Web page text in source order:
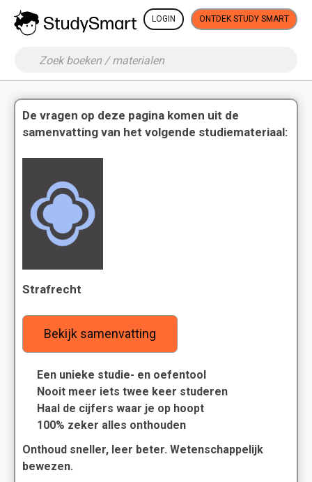
LOGIN ONTDEK STUDY SMART
De vragen op deze pagina komen uit de
samenvatting van het volgende studiemateriaal:
Strafrecht
Bekijk samenvatting
Een unieke studie- en oefentool
Nooit meer iets twee keer studeren
Haal de cijfers waar je op hoopt
100% zeker alles onthouden
Onthoud sneller, leer beter. Wetenschappelijk
bewezen.